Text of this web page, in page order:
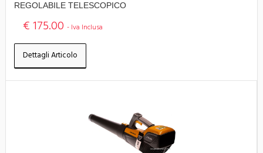
REGOLABILE TELESCOPICO
€ 175.00 - Iva Inclusa
Dettagli Articolo